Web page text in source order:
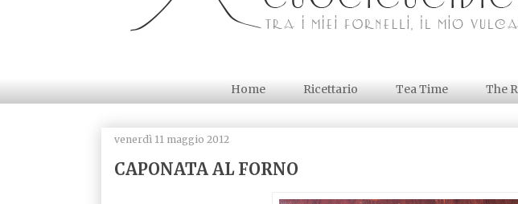
Home Ricettario Tea Time The
venerdì 11 maggio 2012
CAPONATA AL FORNO